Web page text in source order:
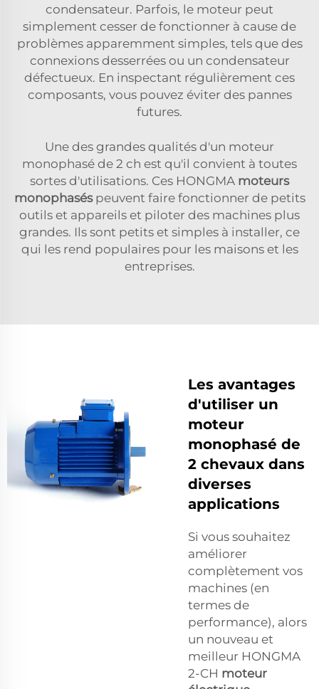
condensateur. Parfois, le moteur peut
simplement cesser de fonctionner à cause de
problèmes apparemment simples, tels que des
connexions desserrées ou un condensateur
défectueux. En inspectant régulièrement ces
composants, vous pouvez éviter des pannes
futures.
Une des grandes qualités d'un moteur
monophasé de 2 ch est qu'il convient à toutes
sortes d'utilisations. Ces HONGMA moteurs
monophasés peuvent faire fonctionner de petits
outils et appareils et piloter des machines plus
grandes. Ils sont petits et simples à installer, ce
qui les rend populaires pour les maisons et les
entreprises.
Les avantages
d'utiliser un
moteur
monophasé de
2 chevaux dans
diverses
applications
Si vous souhaitez
améliorer
complètement vos
machines (en
termes de
performance), alors
un nouveau et
meilleur HONGMA
2-CH moteur